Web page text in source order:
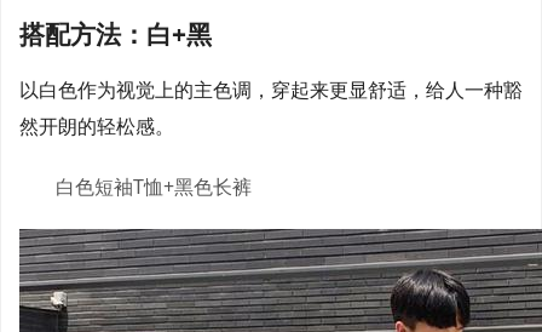
搭配方法：白+黑
以白色作为视觉上的主色调，穿起来更显舒适，给人一种豁
然开朗的轻松感。
白色短袖T恤+黑色长裤